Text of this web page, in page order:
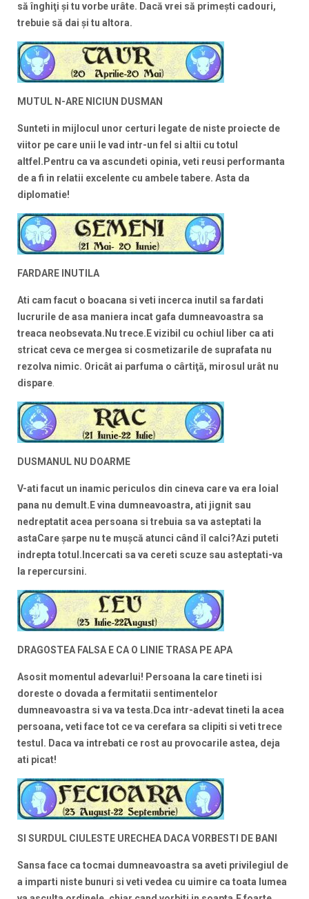
să înghiţi şi tu vorbe urâte. Dacă vrei să primeşti cadouri,
trebuie să dai şi tu altora.
MUTUL N-ARE NICIUN DUSMAN
Sunteti in mijlocul unor certuri legate de niste proiecte de
viitor pe care unii le vad intr-un fel si altii cu totul
altfel.Pentru ca va ascundeti opinia, veti reusi performanta
de a fi in relatii excelente cu ambele tabere. Asta da
diplomatie!
FARDARE INUTILA
Ati cam facut o boacana si veti incerca inutil sa fardati
lucrurile de asa maniera incat gafa dumneavoastra sa
treaca neobsevata.Nu trece.E vizibil cu ochiul liber ca ati
stricat ceva ce mergea si cosmetizarile de suprafata nu
rezolva nimic. Oricât ai parfuma o cârtiţă, mirosul urât nu
dispare.
DUSMANUL NU DOARME
V-ati facut un inamic periculos din cineva care va era loial
pana nu demult.E vina dumneavoastra, ati jignit sau
nedreptatit acea persoana si trebuia sa va asteptati la
astaCare şarpe nu te muşcă atunci când îl calci?Azi puteti
indrepta totul.Incercati sa va cereti scuze sau asteptati-va
la repercursini.
DRAGOSTEA FALSA E CA O LINIE TRASA PE APA
Asosit momentul adevarlui! Persoana la care tineti isi
doreste o dovada a fermitatii sentimentelor
dumneavoastra si va va testa.Dca intr-adevat tineti la acea
persoana, veti face tot ce va cerefara sa clipiti si veti trece
testul. Daca va intrebati ce rost au provocarile astea, deja
ati picat!
SI SURDUL CIULESTE URECHEA DACA VORBESTI DE BANI
Sansa face ca tocmai dumneavoastra sa aveti privilegiul de
a imparti niste bunuri si veti vedea cu uimire ca toata lumea